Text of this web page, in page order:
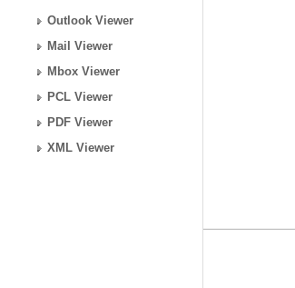
Outlook Viewer
Mail Viewer
Mbox Viewer
PCL Viewer
PDF Viewer
XML Viewer